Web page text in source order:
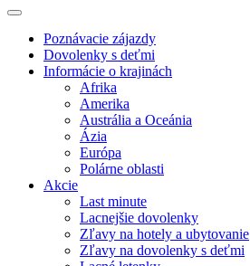
Poznávacie zájazdy
Dovolenky s deťmi
Informácie o krajinách
Afrika
Amerika
Austrália a Oceánia
Ázia
Európa
Polárne oblasti
Akcie
Last minute
Lacnejšie dovolenky
Zľavy na hotely a ubytovanie
Zľavy na dovolenky s deťmi